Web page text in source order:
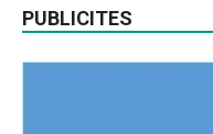
PUBLICITES